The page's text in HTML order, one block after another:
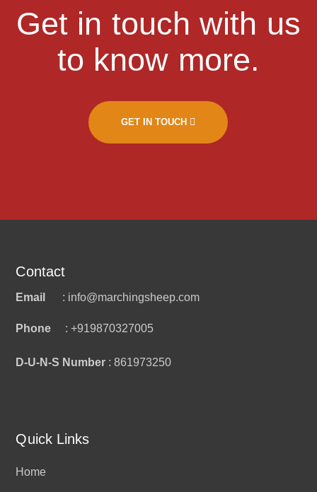
Get in touch with us
to know more.
GET IN TOUCH
Contact
Email : info@marchingsheep.com
Phone : +919870327005
D-U-N-S Number : 861973250
Quick Links
Home